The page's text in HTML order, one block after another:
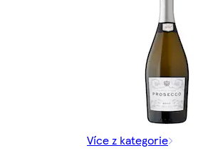
Více z kategorie